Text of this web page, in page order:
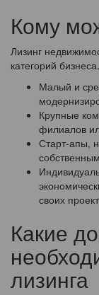
Кому
Лизинг
категорий
Малый и
Крупные
филиалов
Старт-апы,
своих
Какие
лизинга